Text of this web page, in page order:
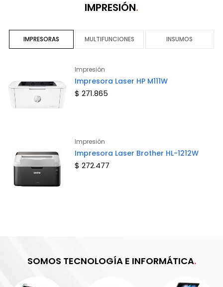
IMPRESIÓN
IMPRESORAS MULTIFUNCIONES INSUMOS
Impresión
Impresora Laser HP M111W
$ 271.865
Impresión
Impresora Laser Brother HL-1212W
$ 272.477
SOMOS TECNOLOGÍA E INFORMÁTICA